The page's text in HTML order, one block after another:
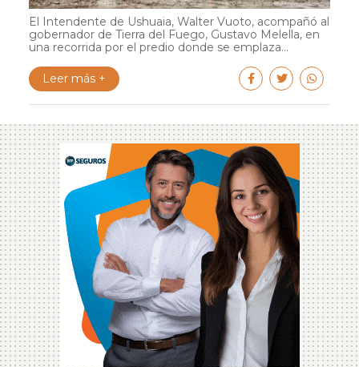
El Intendente de Ushuaia, Walter Vuoto, acompañó al
gobernador de Tierra del Fuego, Gustavo Melella, en
una recorrida por el predio donde se emplaza...
Leer más +